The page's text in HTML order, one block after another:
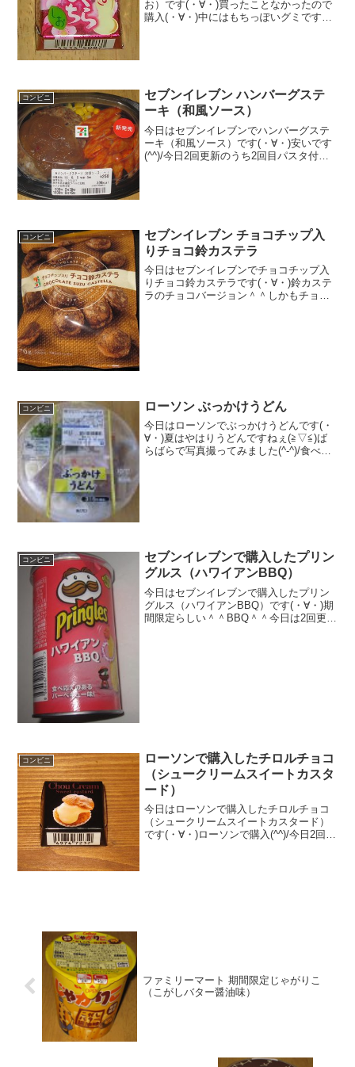
お）です(・∀・)買ったことなかったので
購入(・∀・)中にはもちっぽいグミです♪
コンビニ
セブンイレブン ハンバーグステ
ーキ（和風ソース）
今日はセブンイレブンでハンバーグステ
ーキ（和風ソース）です(・∀・)安いです
(^^)/今日2回更新のうち2回目パスタ付き
コンビニ
セブンイレブン チョコチップ入
りチョコ鈴カステラ
今日はセブンイレブンでチョコチップ入
りチョコ鈴カステラです(・∀・)鈴カステ
ラのチョコバージョン＾＾しかもチョコ
コンビニ ローソン ぶっかけうどん
今日はローソンでぶっかけうどんです(・
∀・)夏はやはりうどんですねぇ(≧▽≦)ば
らばらで写真撮ってみました(^-^)/食べた
コンビニ
セブンイレブンで購入したプリン
グルス（ハワイアンBBQ）
今日はセブンイレブンで購入したプリン
グルス（ハワイアンBBQ）です(・∀・)期
間限定らしい＾＾BBQ＾＾今日は2回更新
コンビニ
ローソンで購入したチロルチョコ
（シュークリームスイートカスタ
ード）
今日はローソンで購入したチロルチョコ
（シュークリームスイートカスタード）
です(・∀・)ローソンで購入(^^)/今日2回更
ファミリーマート 期間限定じゃがりこ
（こがしバター醤油味）